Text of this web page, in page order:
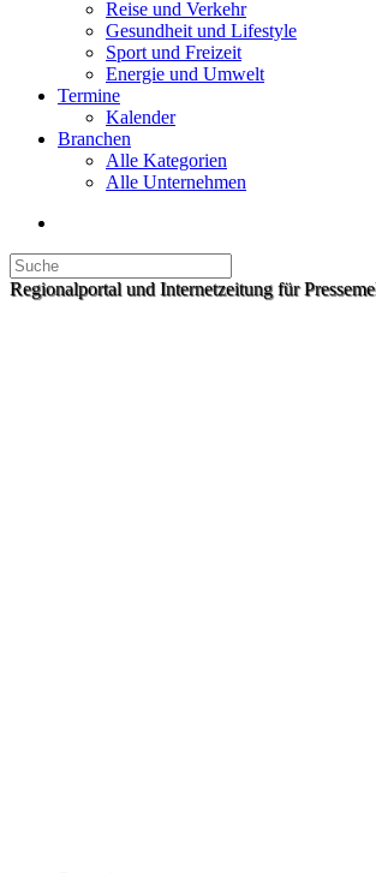
Reise und Verkehr
Gesundheit und Lifestyle
Sport und Freizeit
Energie und Umwelt
Termine
Kalender
Branchen
Alle Kategorien
Alle Unternehmen
Regionalportal und Internetzeitung für